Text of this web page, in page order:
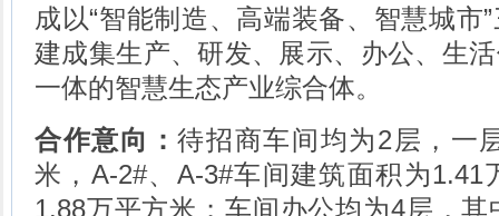
成以“智能制造、高端装备、智慧城市
建成集生产、研发、展示、办公、生
一体的智慧生态产业综合体。
合作意向：待招商车间均为2层，一
米，A-2#、A-3#车间建筑面积为1.41
1.88万平方米；车间办公均为4层，